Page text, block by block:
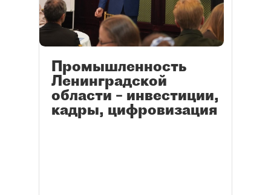
Промышленность
Ленинградской
области – инвестиции,
кадры, цифровизация